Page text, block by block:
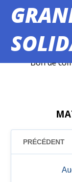
avance de
Bon de